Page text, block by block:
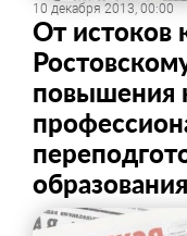
10 декабря 2013, 00:00
От истоков
повышения